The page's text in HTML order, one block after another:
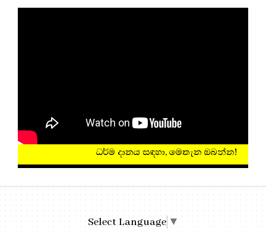
ධර්ම දානය සඳහා, මෙතැන
Select Language ▼